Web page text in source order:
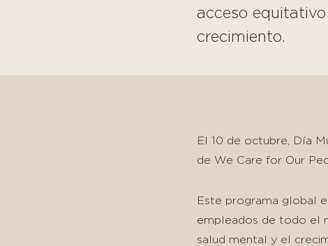
acceso
crecimiento.
El 10 de octubre, Día
de We Care for Our
Este programa global
empleados de todo el
salud mental y el